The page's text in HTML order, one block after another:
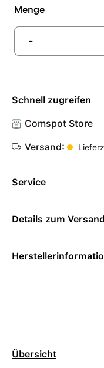
Menge
-
Schnell zugreifen
Comspot Store
Versand:
Service
Details zum Versand
Übersicht